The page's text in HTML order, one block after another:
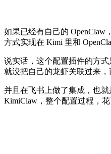
如果已经有自己的 OpenClaw
方式实现在 Kimi 里和
说实话，这个配置插件的方
就没把自己的龙虾关联过来，
并且在飞书上做了集成，也
KimiClaw，整个配置过程，花